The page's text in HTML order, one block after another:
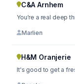
C&A Arnhem
You're a real deep
Marlien
H&M Oranjerie
It's good to get a